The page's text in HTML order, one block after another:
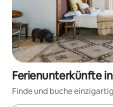
Ferienunterkünfte
Finde und buche